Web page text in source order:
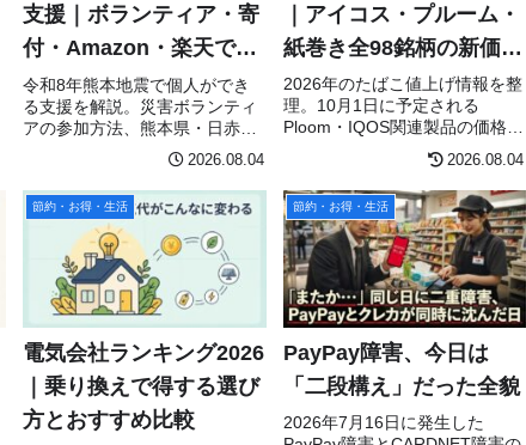
支援｜ボランティア・寄
付・Amazon・楽天での
物資支援の正しい方法
令和8年熊本地震で個人ができ
る支援を解説。災害ボランティ
アの参加方法、熊本県・日赤へ
の義援金、Amazonほしい物リ
スト、楽天クラッチ募金、個人
で物資を送る際の注意点をまと
めます。
2026.08.04
｜アイコス・プルーム・
紙巻き全98銘柄の新価格
一覧と「値上げしない銘
柄」
2026年のたばこ値上げ情報を整
理。10月1日に予定される
Ploom・IQOS関連製品の価格改
定申請、6月に改定されたgloの
一部銘柄、紙巻きたばこを含む
今後のたばこ税引き上げ予定を
解説します。
2026.08.04
節約・お得・生活
電気会社ランキング2026
｜乗り換えで得する選び
方とおすすめ比較
節約・お得・生活
PayPay障害、今日は
「二段構え」だった全貌
2026年7月16日に発生した